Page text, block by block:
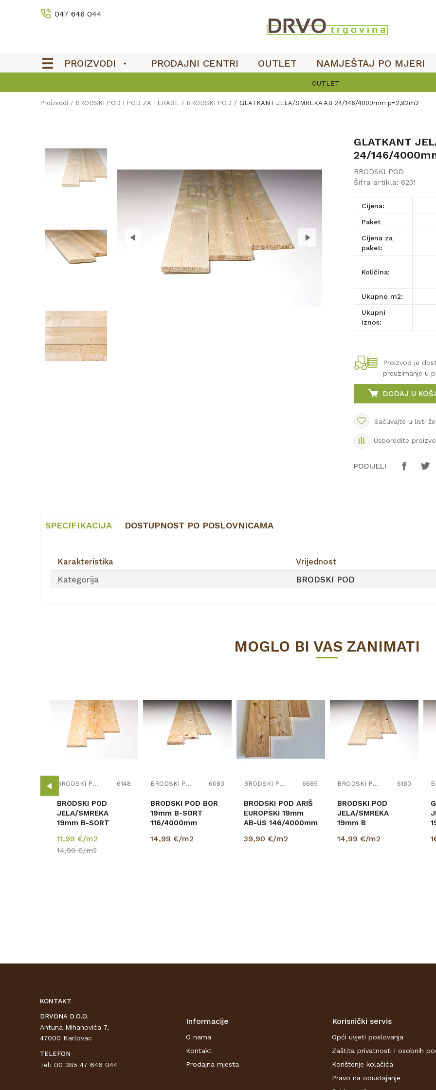
047 646 044
PROIZVODI PRODAJNI CENTRI OUTLET NAMJEŠTAJ PO MJERI
Proizvodi BRODSKI POD I POD ZA TERASE BRODSKI POD GLATKANT JELA/SMREKA AB 24/146/4000mm p=2,92m2
GLATKANT
24/146/
BRODSKI POD
Šifra artikla: 6231
Cijena:
paket
Cijena za
paket:
Količina:
Ukupno m2:
Ukupni
iznos:
Proizvod je
preuzimanje u
DODAJ U
Sačuvajte u listi
Usporedite
PODIJELI
SPECIFIKACIJA DOSTUPNOST PO POSLOVNICAMA
Karakteristika
Vrijednost
Kategorija
BRODSKI POD
MOGLO BI VAS ZANIMATI
BRODSKI POD 6148
BRODSKI POD
JELA/SMREKA
19mm B-SORT
profil p=2,784
11,99 €/m2
14,99€/m2
BRODSKI POD 6083
BRODSKI POD BOR
19mm B-SORT
116/4000mm
14,99 €/m2
BRODSKI POD 6685
BRODSKI POD ARIŠ
EUROPSKI 19mm
AB-US 146/4000mm
39,90 €/m2
BRODSKI POD 6180
BRODSKI POD
JELA/SMREKA
19mm B
PROFIL p=2,920 m2
14,99 €/m2
KONTAKT
DRVONA D.O.O.
Antuna Mihanovića 7,
47000 Karlovac
TELEFON
Tel: 00 385 47 646 044
Informacije
O nama
Kontakt
Prodajna mjesta
Korisnički servis
Opći uvjeti poslovanja
Zaštita privatnosti i osobnih
Korištenje kolačića
Pravo na odustajanje